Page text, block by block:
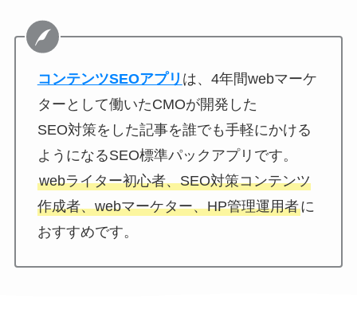
コンテンツSEOアプリ は、4年間webマーケ
ターとして働いたCMOが開発した
SEO対策をした記事を誰でも手軽にかける
ようになるSEO標準パックアプリです。
webライター初心者、SEO対策コンテンツ
作成者、webマーケター、HP管理運用者に
おすすめです。